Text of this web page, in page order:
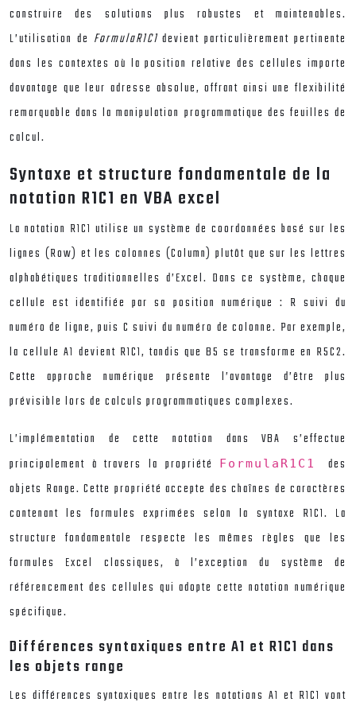
construire des solutions plus robustes et maintenables.
L’utilisation de FormulaR1C1devient particulièrement pertinente
dans les contextes où la position relative des cellules importe
davantage que leur adresse absolue, offrant ainsi une flexibilité
remarquable dans la manipulation programmatique des feuilles de
calcul.
Syntaxe et structure fondamentale de la
notation R1C1 en VBA excel
La notation R1C1 utilise un système de coordonnées basé sur les
lignes (Row) et les colonnes (Column) plutôt que sur les lettres
alphabétiques traditionnelles d’Excel. Dans ce système, chaque
cellule est identifiée par sa position numérique : R suivi du
numéro de ligne, puis C suivi du numéro de colonne. Par exemple,
la cellule A1 devient R1C1, tandis que B5 se transforme en R5C2.
Cette approche numérique présente l’avantage d’être plus
prévisible lors de calculs programmatiques complexes.
L’implémentation de cette notation dans VBA s’effectue
principalement à travers la propriété
FormulaR1C1des
objets Range. Cette propriété accepte des chaînes de caractères
contenant les formules exprimées selon la syntaxe R1C1. La
structure fondamentale respecte les mêmes règles que les
formules Excel classiques, à l’exception du système de
référencement des cellules qui adopte cette notation numérique
spécifique.
Différences syntaxiques entre A1 et R1C1 dans
les objets range
Les différences syntaxiques entre les notations A1 et R1C1 vont